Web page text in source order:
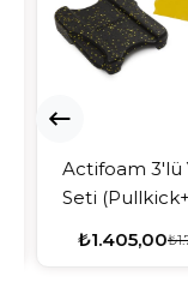
Actifoam 3'lü
Seti
Gözlüğü)
₺1.405,00